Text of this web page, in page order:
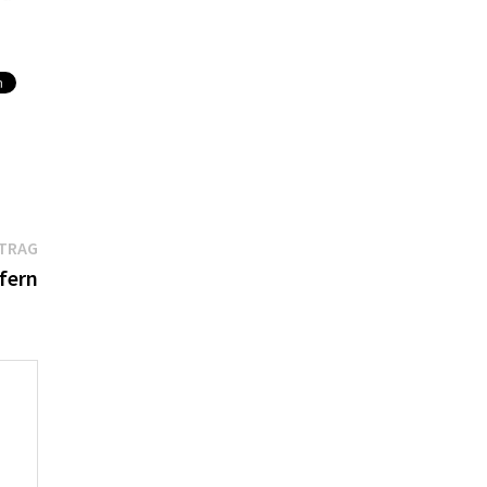
Nächster
Beitrag: